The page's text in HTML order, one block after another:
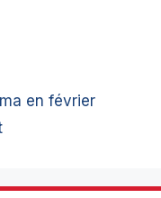
en février